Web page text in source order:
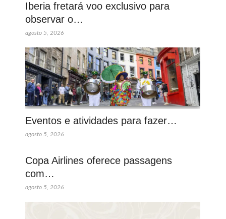
Iberia fretará voo exclusivo para
observar o…
agosto 5, 2026
Eventos e atividades para fazer…
agosto 5, 2026
Copa Airlines oferece passagens
com…
agosto 5, 2026